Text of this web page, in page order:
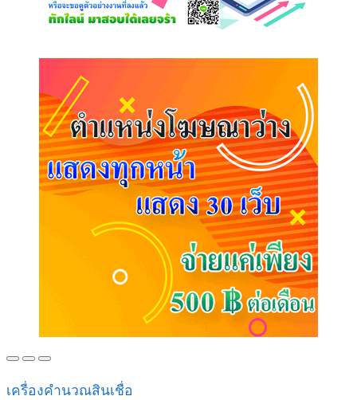
เครื่องคำนวณสินเชื่อ